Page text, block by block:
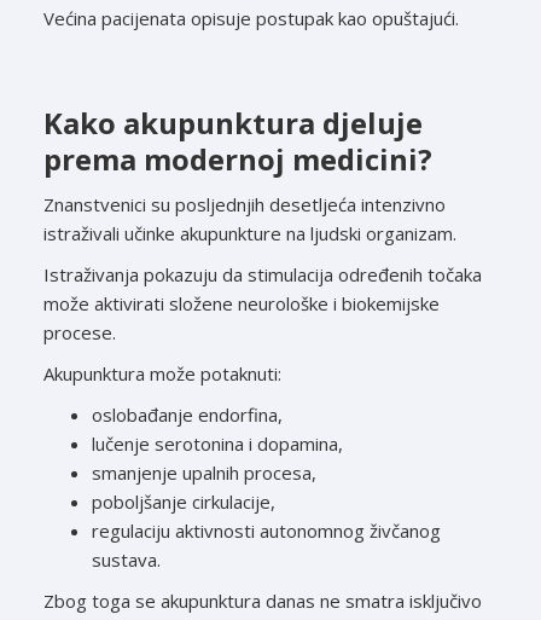
Većina pacijenata opisuje postupak kao opuštajući.
Kako akupunktura djeluje
prema modernoj medicini?
Znanstvenici su posljednjih desetljeća intenzivno
istraživali učinke akupunkture na ljudski organizam.
Istraživanja pokazuju da stimulacija određenih točaka
može aktivirati složene neurološke i biokemijske
procese.
Akupunktura može potaknuti:
oslobađanje endorfina,
lučenje serotonina i dopamina,
smanjenje upalnih procesa,
poboljšanje cirkulacije,
regulaciju aktivnosti autonomnog živčanog
sustava.
Zbog toga se akupunktura danas ne smatra isključivo